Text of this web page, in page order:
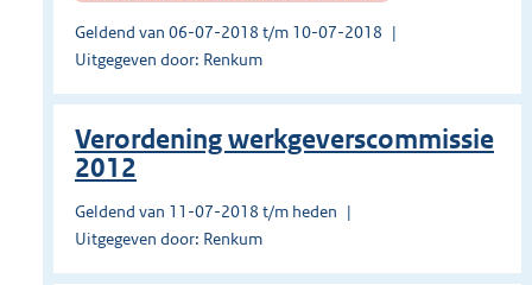
Geldend van 06-07-2018 t/m 10-07-2018
Uitgegeven door: Renkum
Verordening werkgeverscommissie
2012
Geldend van 11-07-2018 t/m heden
Uitgegeven door: Renkum